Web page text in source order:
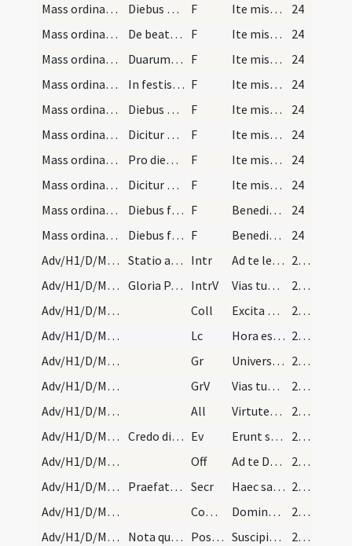
Mass ordinary/dismissal/13
Diebus dominicis non historiatis F Ite missa est
24
Mass ordinary/dismissal/14
De beata Maria F Ite missa est
24
Mass ordinary/dismissal/15
Duarum capparum F Ite missa est
24
Mass ordinary/dismissal/16
In festis novem lectionum F Ite missa est
24
Mass ordinary/dismissal/17
Diebus non colibilibus F Ite missa est
24
Mass ordinary/dismissal/18
Dicitur de mense Maii festis colibilibus tantum F Ite missa est alleluia alleluia
24
Mass ordinary/dismissal/19
Pro diebus sollemnibus tempore paschali F Ite missa est alleluia alleluia
24
Mass ordinary/dismissal/20
Dicitur diebus novem lectionum tempore paschali F Ite missa est alleluia alleluia
24
Mass ordinary/dismissal/21
Diebus ferialibus F Benedicamus Domino
24
Mass ordinary/dismissal/22
Diebus ferialibus tempore paschali F Benedicamus Domino alleluia alleluia
24
Adv/H1/D/M2/Mass Propers
Statio ad sanctam Mariam maiorem Intr Ad te levavi animam meam
25 (1r)
Adv/H1/D/M2/Mass Propers
Gloria Patri. Et est sciendum quod per totum adve… IntrV Vias tuas Domine demonstra mihi
25 (1r)
Adv/H1/D/M2/Mass Propers
Coll Excita Domine potentiam tuam et veni ut ab imminentibus
25 (1r)
Adv/H1/D/M2/Mass Propers
Lc Hora est iam nos de somno surgere
25 (1r)
Adv/H1/D/M2/Mass Propers
Gr Universi qui te exspectant
26 (1v)
Adv/H1/D/M2/Mass Propers
GrV Vias tuas Domine notas fac mihi
26 (1v)
Adv/H1/D/M2/Mass Propers
All Virtutes caeli movebuntur
26 (1v)
Adv/H1/D/M2/Mass Propers
Credo dicitur diebus dominicis tantum. Ev Erunt signa in sole et luna et stellis
26 (1v)
Adv/H1/D/M2/Mass Propers
Off Ad te Domine levavi animam meam
26 (1v)
Adv/H1/D/M2/Mass Propers
Praefatio dicitur communis usque ad Nativitatem D… Secr Haec sacra nos Domine potenti virtute
26 (1v)
Adv/H1/D/M2/Mass Propers
Comm Dominus dabit benignitatem
26 (1v)
Adv/H1/D/M2/Mass Propers
Nota quod diebus ferialibus tempore adventus quan… Postcomm Suscipiamus Domine misericordiam tuam
26 (1v)